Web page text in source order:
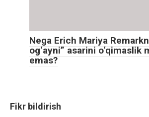
Nega Erich Mariya
og‘ayni” asarini o‘qimaslik
emas?
Fikr bildirish